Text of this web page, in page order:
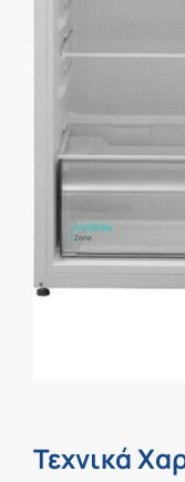
Τεχνικά